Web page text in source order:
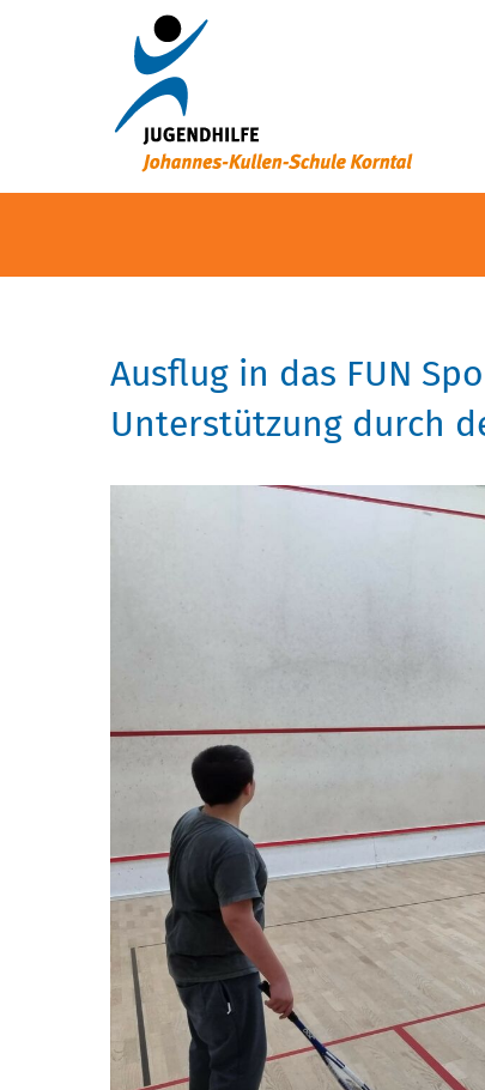
Ausflug in das FUN
Unterstützung durch